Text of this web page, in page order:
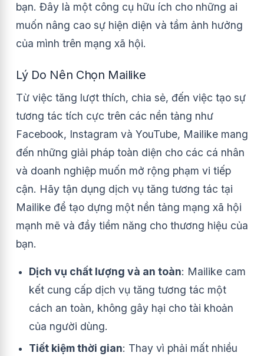
bạn. Đây là một công cụ hữu ích cho những ai
muốn nâng cao sự hiện diện và tầm ảnh hưởng
của mình trên mạng xã hội.
Lý Do Nên Chọn Mailike
Từ việc tăng lượt thích, chia sẻ, đến việc tạo sự
tương tác tích cực trên các nền tảng như
Facebook, Instagram và YouTube, Mailike mang
đến những giải pháp toàn diện cho các cá nhân
và doanh nghiệp muốn mở rộng phạm vi tiếp
cận. Hãy tận dụng dịch vụ tăng tương tác tại
Mailike để tạo dựng một nền tảng mạng xã hội
mạnh mẽ và đầy tiềm năng cho thương hiệu của
bạn.
Dịch vụ chất lượng và an toàn: Mailike cam
kết cung cấp dịch vụ tăng tương tác một
cách an toàn, không gây hại cho tài khoản
của người dùng.
Tiết kiệm thời gian: Thay vì phải mất nhiều